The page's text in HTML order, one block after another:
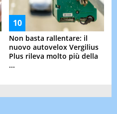
Non basta rallentare: il
nuovo autovelox Vergilius
Plus rileva molto più della
...